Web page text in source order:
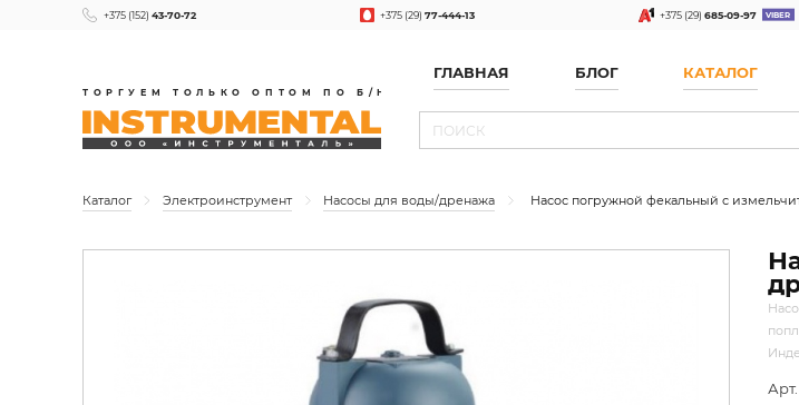
+375 (152) 43-70-72 +375 (29)77-444-13 +375 (29)685-09-97
ТОРГУЕМ ТОЛЬКО ОПТОМ ПО Б/Н
ГЛАВНАЯ БЛОГ КАТАЛОГ
Каталог Электроинструмент Насосы для воды/дренажа Насос погружной фекальный с